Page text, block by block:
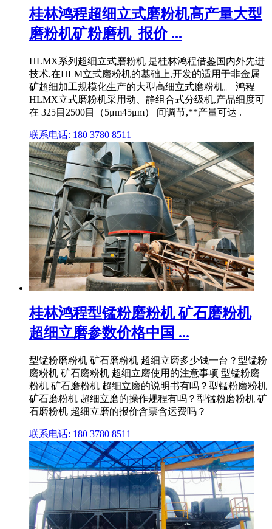
桂林鸿程超细立式磨粉机高产量大型
磨粉机矿粉磨机_报价 ...
HLMX系列超细立式磨粉机 是桂林鸿程借鉴国内外先进
技术,在HLM立式磨粉机的基础上,开发的适用于非金属
矿超细加工规模化生产的大型高细立式磨粉机。 鸿程
HLMX立式磨粉机采用动、静组合式分级机,产品细度可
在 325目2500目（5μm45μm） 间调节,**产量可达 .
联系电话: 180 3780 8511
桂林鸿程型锰粉磨粉机 矿石磨粉机
超细立磨参数价格中国 ...
型锰粉磨粉机 矿石磨粉机 超细立磨多少钱一台？型锰粉
磨粉机 矿石磨粉机 超细立磨使用的注意事项 型锰粉磨
粉机 矿石磨粉机 超细立磨的说明书有吗？型锰粉磨粉机
矿石磨粉机 超细立磨的操作规程有吗？型锰粉磨粉机 矿
石磨粉机 超细立磨的报价含票含运费吗？
联系电话: 180 3780 8511